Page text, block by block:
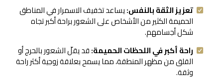
تعزيز الثقة بالنفس:يساعد تخفيف الاسمرار في المناطق
الحميمة الكثير من الأشخاص على الشعور براحة أكبر تجاه
شكل أجسامهم.
راحة أكبر في اللحظات الحميمة:قد يقلّ الشعور بالحرج أو
القلق من مظهر المنطقة، مما يسمح بعلاقة زوجية أكثر راحة
وثقة.